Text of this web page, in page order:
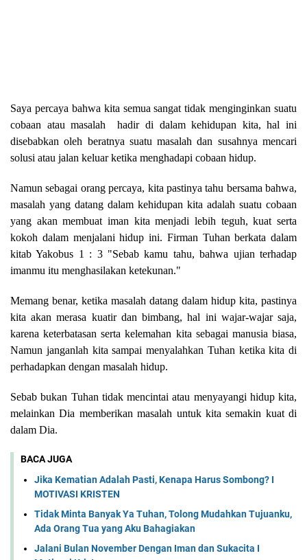
Saya percaya bahwa kita semua sangat tidak menginginkan suatu
cobaan atau masalah hadir di dalam kehidupan kita, hal ini
disebabkan oleh beratnya suatu masalah dan susahnya mencari
solusi atau jalan keluar ketika menghadapi cobaan hidup.
Namun sebagai orang percaya, kita pastinya tahu bersama bahwa,
masalah yang datang dalam kehidupan kita adalah suatu cobaan
yang akan membuat iman kita menjadi lebih teguh, kuat serta
kokoh dalam menjalani hidup ini. Firman Tuhan berkata dalam
kitab Yakobus 1 : 3 "Sebab kamu tahu, bahwa ujian terhadap
imanmu itu menghasilakan ketekunan."
Memang benar, ketika masalah datang dalam hidup kita, pastinya
kita akan merasa kuatir dan bimbang, hal ini wajar-wajar saja,
karena keterbatasan serta kelemahan kita sebagai manusia biasa,
Namun janganlah kita sampai menyalahkan Tuhan ketika kita di
perhadapkan dengan masalah hidup.
Sebab bukan Tuhan tidak mencintai atau menyayangi hidup kita,
melainkan Dia memberikan masalah untuk kita semakin kuat di
dalam Dia.
BACA JUGA
Jika Kematian Adalah Pasti, Kenapa Harus Sombong? I
MOTIVASI KRISTEN
Tidak Minta Banyak Ya Tuhan, Tolong Mudahkan Tujuanku,
Ada Orang Tua yang Aku Bahagiakan
Jalani Bulan November Dengan Iman dan Sukacita I